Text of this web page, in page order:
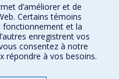
d’améliorer et de
Certains témoins
fonctionnement et la
enregistrent vos
consentez à notre
répondre à vos besoins.